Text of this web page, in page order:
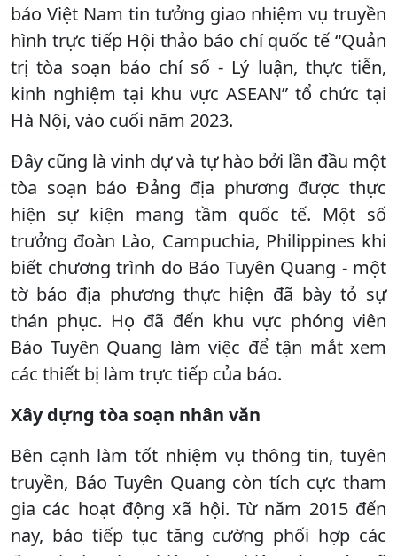
báo Việt Nam tin tưởng giao nhiệm vụ truyền
hình trực tiếp Hội thảo báo chí quốc tế “Quản
trị tòa soạn báo chí số - Lý luận, thực tiễn,
kinh nghiệm tại khu vực ASEAN” tổ chức tại
Hà Nội, vào cuối năm 2023.
Đây cũng là vinh dự và tự hào bởi lần đầu một
tòa soạn báo Đảng địa phương được thực
hiện sự kiện mang tầm quốc tế. Một số
trưởng đoàn Lào, Campuchia, Philippines khi
biết chương trình do Báo Tuyên Quang - một
tờ báo địa phương thực hiện đã bày tỏ sự
thán phục. Họ đã đến khu vực phóng viên
Báo Tuyên Quang làm việc để tận mắt xem
các thiết bị làm trực tiếp của báo.
Xây dựng tòa soạn nhân văn
Bên cạnh làm tốt nhiệm vụ thông tin, tuyên
truyền, Báo Tuyên Quang còn tích cực tham
gia các hoạt động xã hội. Từ năm 2015 đến
nay, báo tiếp tục tăng cường phối hợp các